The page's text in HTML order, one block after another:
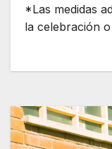
*Las medidas
la celebración